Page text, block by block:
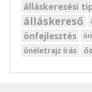
álláskeresési
álláskereső
önfejlesztés
önéletrajz írás